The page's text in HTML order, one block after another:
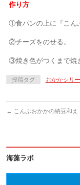
作り方
①食パンの上に『こん
②チーズをのせる。
③焼き色がつくまで焼
投稿タグ おかかシリ
← こんぶおかかの納豆和え
海藻ラボ